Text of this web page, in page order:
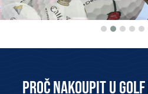
Proč nakoupit u